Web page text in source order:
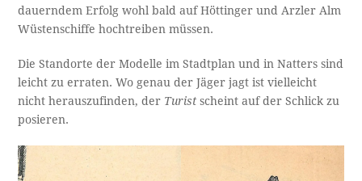
dauerndem Erfolg wohl bald auf Höttinger und Arzler Alm
Wüstenschiffe hochtreiben müssen.
Die Standorte der Modelle im Stadtplan und in Natters sind
leicht zu erraten. Wo genau der Jäger jagt ist vielleicht
nicht herauszufinden, der Turist scheint auf der Schlick zu
posieren.